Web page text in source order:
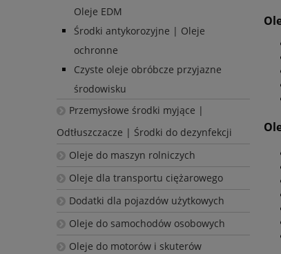
Oleje EDM
Środki antykorozyjne | Oleje
ochronne
Czyste oleje obróbcze przyjazne
środowisku
Przemysłowe środki myjące |
Odtłuszczacze | Środki do dezynfekcji
Oleje do maszyn rolniczych
Oleje dla transportu ciężarowego
Dodatki dla pojazdów użytkowych
Oleje do samochodów osobowych
Oleje do motorów i skuterów